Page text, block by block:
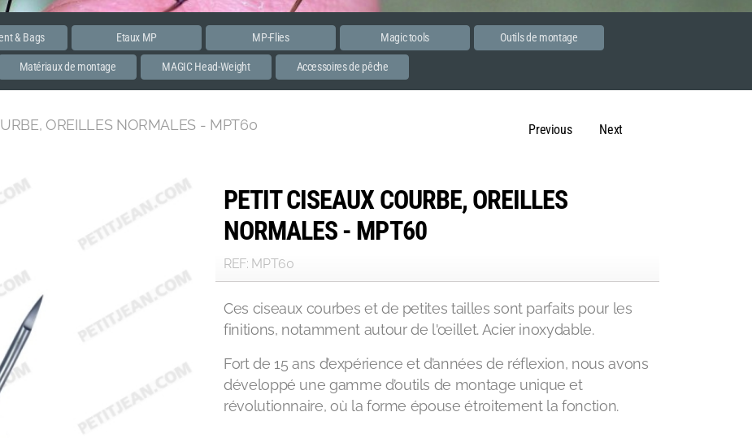
& Bags Etaux MP MP-Flies Magic tools Outils de montage
Matériaux de montage MAGIC Head-Weight Accessoires de pêche
Previous Next
OREILLES NORMALES - MPT60
PETIT CISEAUX COURBE, OREILLES
NORMALES - MPT60
REF: MPT60
Ces ciseaux courbes et de petites tailles sont parfaits pour les
finitions, notamment autour de l'œillet. Acier inoxydable.
Fort de 15 ans d’expérience et d’années de réflexion, nous avons
développé une gamme d’outils de montage unique et
révolutionnaire, où la forme épouse étroitement la fonction.